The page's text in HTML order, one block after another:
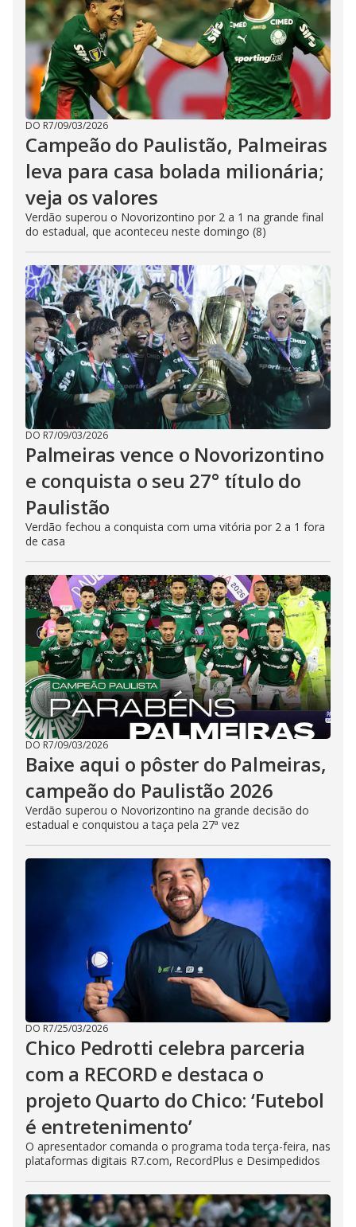
DO R7/09/03/2026
Campeão do Paulistão, Palmeiras
leva para casa bolada milionária;
veja os valores
Verdão superou o Novorizontino por 2 a 1 na grande final
do estadual, que aconteceu neste domingo (8)
DO R7/09/03/2026
Palmeiras vence o Novorizontino
e conquista o seu 27° título do
Paulistão
Verdão fechou a conquista com uma vitória por 2 a 1 fora
de casa
DO R7/09/03/2026
Baixe aqui o pôster do Palmeiras,
campeão do Paulistão 2026
Verdão superou o Novorizontino na grande decisão do
estadual e conquistou a taça pela 27ª vez
DO R7/25/03/2026
Chico Pedrotti celebra parceria
com a RECORD e destaca o
projeto Quarto do Chico: ‘Futebol
é entretenimento’
O apresentador comanda o programa toda terça-feira, nas
plataformas digitais R7.com, RecordPlus e Desimpedidos